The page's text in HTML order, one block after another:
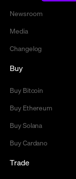
Newsroom
Media
Changelog
Buy
Buy Bitcoin
Buy Ethereum
Buy Solana
Buy Cardano
Trade